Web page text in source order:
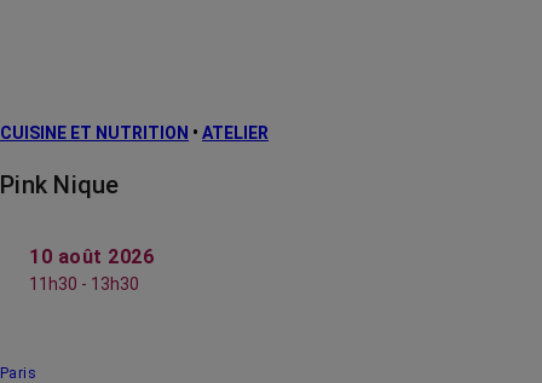
CUISINE ET NUTRITION • ATELIER
Pink Nique
10 août 2026
11h30 - 13h30
Paris